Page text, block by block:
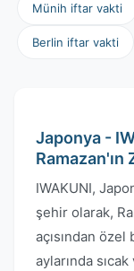
Münih iftar vakti
Berlin iftar vakti
Japonya -
Ramazan'ın
IWAKUNI,
şehir olarak,
açısından
aylarında